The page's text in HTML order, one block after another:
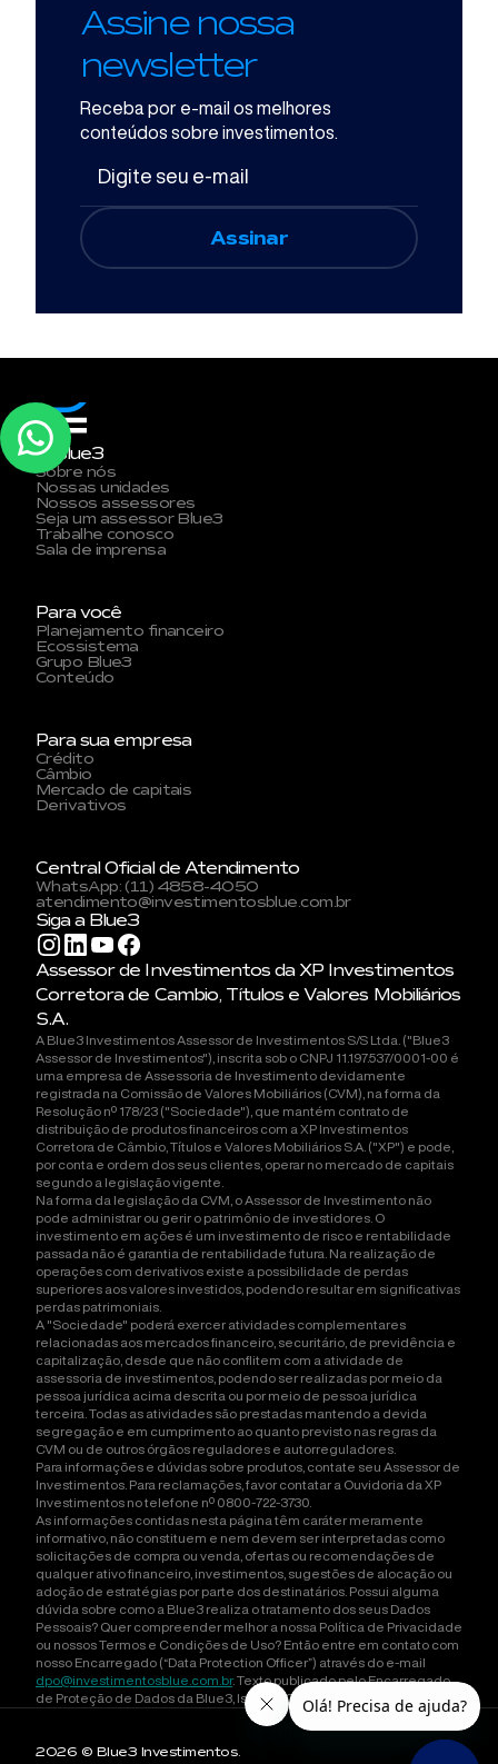
Assine nossa
newsletter
Receba por e-mail os melhores
conteúdos sobre investimentos.
A Blue3
Sobre nós
Nossas unidades
Nossos assessores
Seja um assessor Blue3
Trabalhe conosco
Sala de imprensa
Para você
Planejamento financeiro
Ecossistema
Grupo Blue3
Conteúdo
Para sua empresa
Crédito
Câmbio
Mercado de capitais
Derivativos
Central Oficial de Atendimento
WhatsApp: (11) 4858-4050
atendimento@investimentosblue.com.br
Siga a Blue3
Assessor de Investimentos da XP Investimentos
Corretora de Cambio, Títulos e Valores Mobiliários
S.A.
A Blue3 Investimentos Assessor de Investimentos S/S Ltda. ("Blue3
Assessor de Investimentos"), inscrita sob o CNPJ 11.197.537/0001-00 é
uma empresa de Assessoria de Investimento devidamente
registrada na Comissão de Valores Mobiliários (CVM), na forma da
Resolução nº 178/23 ("Sociedade"), que mantém contrato de
distribuição de produtos financeiros com a XP Investimentos
Corretora de Câmbio, Títulos e Valores Mobiliários S.A. ("XP") e pode,
por conta e ordem dos seus clientes, operar no mercado de capitais
segundo a legislação vigente.
Na forma da legislação da CVM, o Assessor de Investimento não
pode administrar ou gerir o patrimônio de investidores. O
investimento em ações é um investimento de risco e rentabilidade
passada não é garantia de rentabilidade futura. Na realização de
operações com derivativos existe a possibilidade de perdas
superiores aos valores investidos, podendo resultar em significativas
perdas patrimoniais.
A "Sociedade" poderá exercer atividades complementares
relacionadas aos mercados financeiro, securitário, de previdência e
capitalização, desde que não conflitem com a atividade de
assessoria de investimentos, podendo ser realizadas por meio da
pessoa jurídica acima descrita ou por meio de pessoa jurídica
terceira. Todas as atividades são prestadas mantendo a devida
segregação e em cumprimento ao quanto previsto nas regras da
CVM ou de outros órgãos reguladores e autorreguladores.
Para informações e dúvidas sobre produtos, contate seu Assessor de
Investimentos. Para reclamações, favor contatar a Ouvidoria da XP
Investimentos no telefone nº 0800-722-3730.
As informações contidas nesta página têm caráter meramente
informativo, não constituem e nem devem ser interpretadas como
solicitações de compra ou venda, ofertas ou recomendações de
qualquer ativo financeiro, investimentos, sugestões de alocação ou
adoção de estratégias por parte dos destinatários. Possui alguma
dúvida sobre como a Blue3 realiza o tratamento dos seus Dados
Pessoais? Quer compreender melhor a nossa Política de Privacidade
ou nossos Termos e Condições de Uso? Então entre em contato com
nosso Encarregado (“Data Protection Officer”) através do e-mail
dpo@investimentosblue.com.br. Texto publicado pelo Encarregado
de Proteção de Dados da Blue3, Isadora Orlandini Carneiro Ducatti
2026 © Blue3 Investimentos.